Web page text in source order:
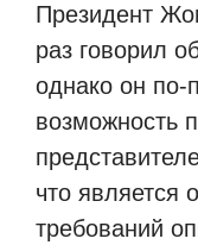
Президент
раз говорил
однако он по-
возможность
что является
требований